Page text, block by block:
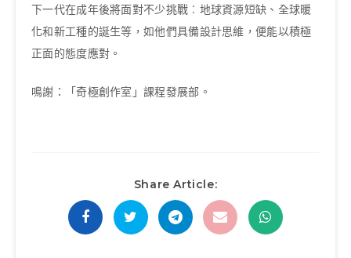
下一代在成年後將面對不少挑戰︰地球資源短缺、全球暖
化和新工種的誕生等，如他們具備設計思維，便能以積極
正面的態度應對。
鳴謝：「奇極創作室」課程發展部。
Share Article: